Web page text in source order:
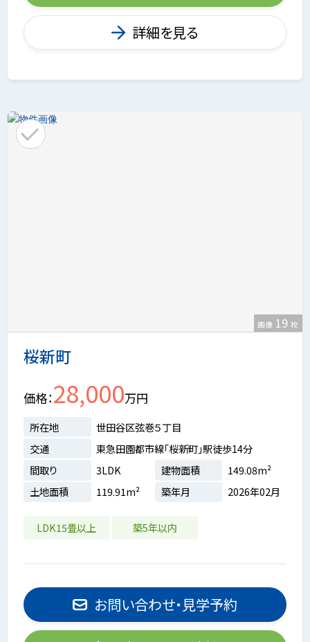
詳細を見る
桜新町
画像 19 枚
価格 28,000万円
所在地
世田谷区弦巻５丁目
交通
東急田園都市線「桜新町」駅徒歩14分
間取り
3LDK 建物面積
149.08m²
土地面積
119.91m² 築年月 2026年02月
LDK15畳以上 築5年以内
お問い合わせ・見学予約